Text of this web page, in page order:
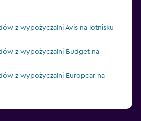
z wypożyczalni Avis na lotnisku
z wypożyczalni Budget na
z wypożyczalni Europcar na